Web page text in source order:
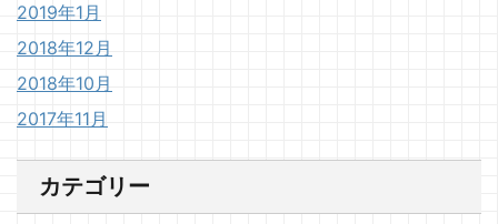
2019年1月
2018年12月
2018年10月
2017年11月
カテゴリー